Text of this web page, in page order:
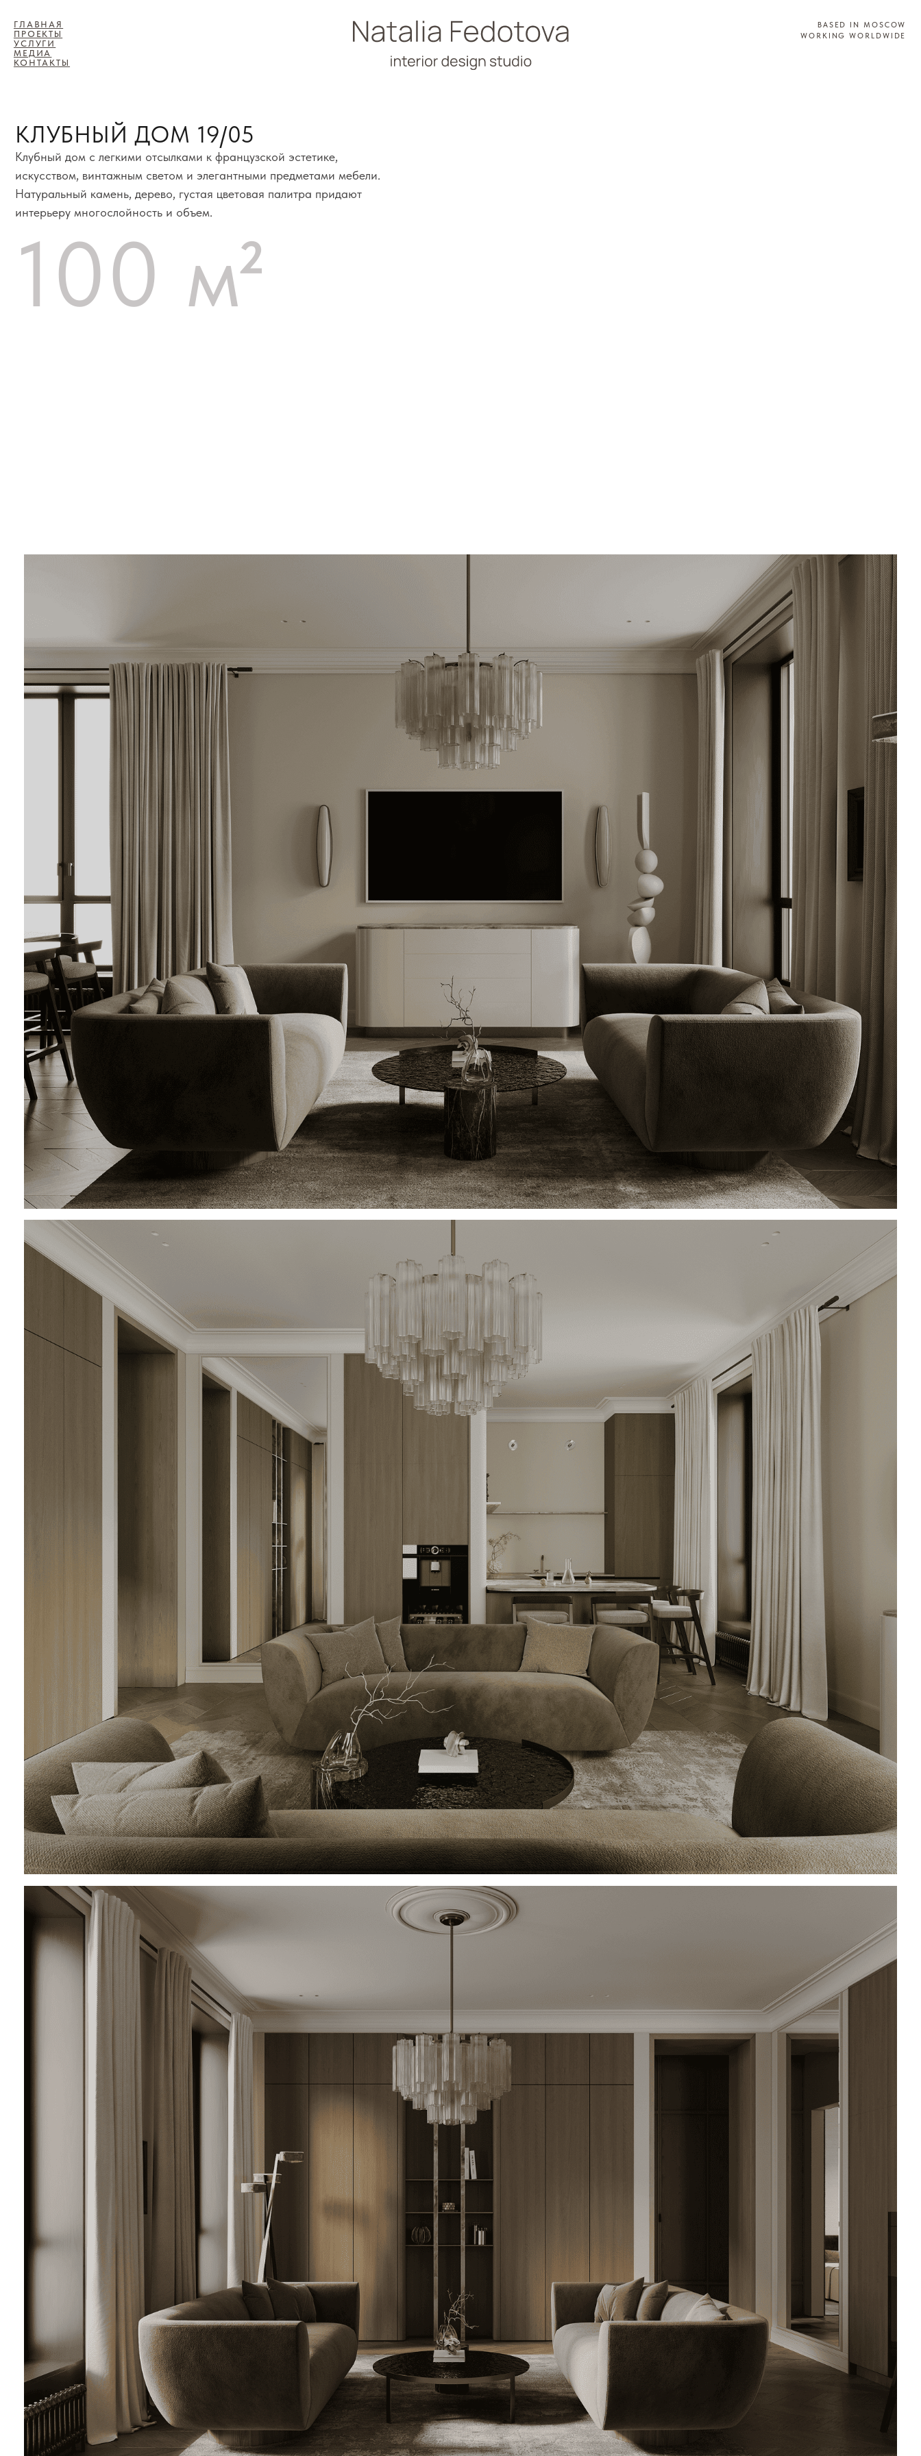
BASED IN MOSCOW
WORKING WORLDWIDE
ГЛАВНАЯ
ПРОЕКТЫ
УСЛУГИ
МЕДИА
КОНТАКТЫ
КЛУБНЫЙ ДОМ 19/05
Клубный дом с легкими отсылками к французской эстетике,
искусством, винтажным светом и элегантными предметами мебели.
Натуральный камень, дерево, густая цветовая палитра придают
интерьеру многослойность и объем.
100 м²